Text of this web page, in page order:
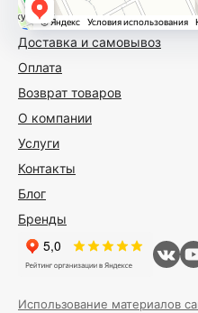
Доставка и самовывоз
Оплата
Возврат товаров
О компании
Услуги
Контакты
Блог
Бренды
Использование материалов